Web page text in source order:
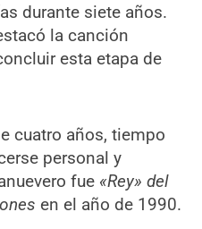
durante siete años.
la canción
esta etapa de
cuatro años, tiempo
personal y
fue «Rey» del
en el año de 1990.